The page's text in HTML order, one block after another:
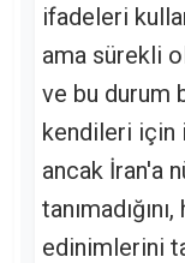
ifadeleri
ama sürekli
ve bu durum
kendileri için
ancak İran'a
edinimlerini